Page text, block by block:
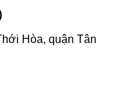
Hòa, quận Tân